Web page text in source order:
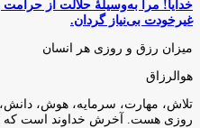
خدایا! مرا به‌وسیلۀ حلالت از
غیرخودت بی‌نیاز گردان.
میزان رزق و روزی هر انسان
هوالرزاق
تلاش، مهارت، سرمايه، هوش،
روزى هست. آخرش خداوند است كه